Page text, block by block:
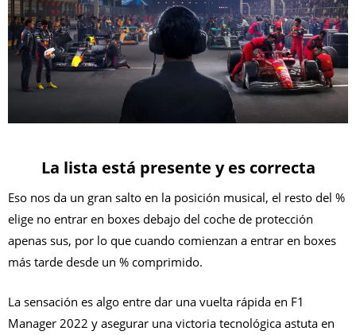
La lista está presente y es correcta
Eso nos da un gran salto en la posición musical, el resto del %
elige no entrar en boxes debajo del coche de protección
apenas sus, por lo que cuando comienzan a entrar en boxes
más tarde desde un % comprimido.
La sensación es algo entre dar una vuelta rápida en F1
Manager 2022 y asegurar una victoria tecnológica astuta en